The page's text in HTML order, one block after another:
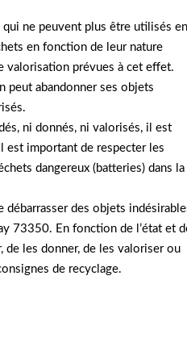
ne peuvent plus être utilisés en
en fonction de leur nature
valorisation prévues à cet effet.
peut abandonner ses objets
ni donnés, ni valorisés, il est
est important de respecter les
dangereux (batteries) dans la
des objets
73350. En fonction de l’état et
de les donner, de les valoriser ou
de recyclage.